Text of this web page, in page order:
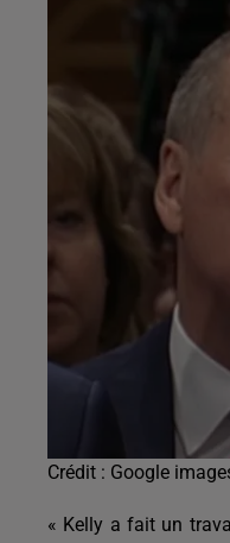
Crédit : Google
« Kelly a fait un